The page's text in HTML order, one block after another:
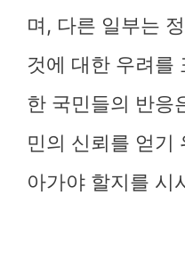
며, 다른 일부는
것에 대한 우려를
한 국민들의 반응
민의 신뢰를 얻기
아가야 할지를 시